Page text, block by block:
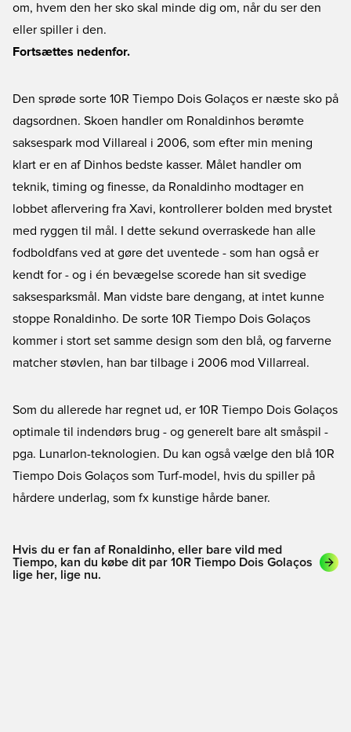
om, hvem den her sko skal minde dig om, når du ser den
eller spiller i den.
Fortsættes nedenfor.
Den sprøde sorte 10R Tiempo Dois Golaços er næste sko på
dagsordnen. Skoen handler om Ronaldinhos berømte
saksespark mod Villareal i 2006, som efter min mening
klart er en af Dinhos bedste kasser. Målet handler om
teknik, timing og finesse, da Ronaldinho modtager en
lobbet aflervering fra Xavi, kontrollerer bolden med brystet
med ryggen til mål. I dette sekund overraskede han alle
fodboldfans ved at gøre det uventede - som han også er
kendt for - og i én bevægelse scorede han sit svedige
saksesparksmål. Man vidste bare dengang, at intet kunne
stoppe Ronaldinho. De sorte 10R Tiempo Dois Golaços
kommer i stort set samme design som den blå, og farverne
matcher støvlen, han bar tilbage i 2006 mod Villarreal.
Som du allerede har regnet ud, er 10R Tiempo Dois Golaços
optimale til indendørs brug - og generelt bare alt småspil -
pga. Lunarlon-teknologien. Du kan også vælge den blå 10R
Tiempo Dois Golaços som Turf-model, hvis du spiller på
hårdere underlag, som fx kunstige hårde baner.
Hvis du er fan af Ronaldinho, eller bare vild med
Tiempo, kan du købe dit par 10R Tiempo Dois Golaços
lige her, lige nu.